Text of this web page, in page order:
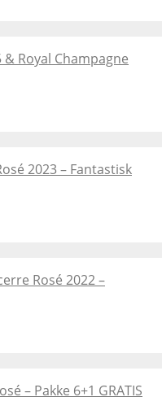
Royal Champagne
2023 – Fantastisk
Rosé 2022 –
– Pakke 6+1 GRATIS